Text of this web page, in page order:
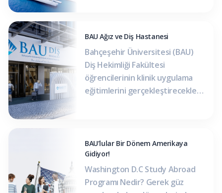
entegrasyonu: Öğrenciler,
öğrenim hayatları boyunca iş
dünyasının içinde aktif rol alıyor.
Yapay zekâ entegreli kampüs:
Eğitimde yapay zekâ destekli
içerik ve altyapı ile her öğrenciye
Farklı bölümlerden öğrenciler
ortak projeler […]
BAU Ağız ve Diş Hastanesi
Bahçeşehir Üniversitesi (BAU)
Diş Hekimliği Fakültesi
öğrencilerinin klinik uygulama
eğitimlerini gerçekleştirecekleri
donatılmış cihazlarla hizmete
girdi. Bahçeşehir Üniversitesi Diş
Hekimliği Fakültesi ve BAU Ağız
ve Diş Hastanesi, yeni binasında
BAU’lular Bir Dönem Amerikaya
Gidiyor!
Washington D.C Study Abroad
Programı Nedir? Gerek güz